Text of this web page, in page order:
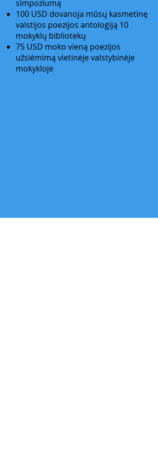
simpoziumą
100 USD dovanoja mūsų kasmetinę
valstijos poezijos antologiją 10
mokyklų bibliotekų
75 USD moko vieną poezijos
užsiėmimą vietinėje valstybinėje
mokykloje